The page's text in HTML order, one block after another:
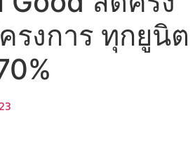
รงการ ทุกยูนิต